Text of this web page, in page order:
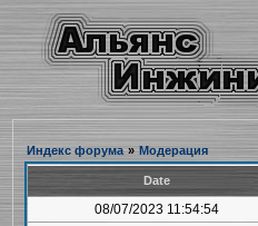
Индекс форума » Модерация
Date
08/07/2023 11:54:54